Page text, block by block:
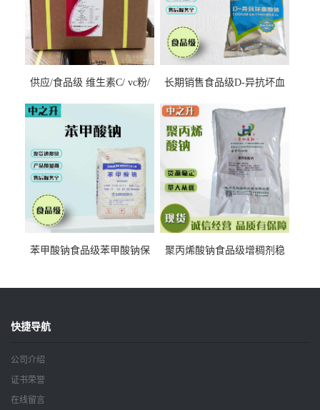
供应/食品级 维生素C/ vc粉/
长期销售食品级D-异抗坏血
苯甲酸钠食品级苯甲酸钠保
聚丙烯酸钠食品级增稠剂稳
快捷导航
公司介绍
证书荣誉
在线留言